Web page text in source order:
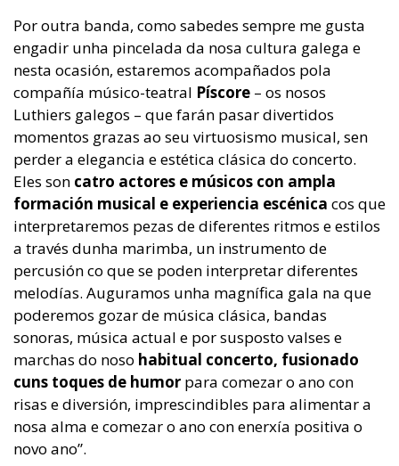
Por outra banda, como sabedes sempre me gusta
engadir unha pincelada da nosa cultura galega e
nesta ocasión, estaremos acompañados pola
compañía músico-teatral Píscore – os nosos
Luthiers galegos – que farán pasar divertidos
momentos grazas ao seu virtuosismo musical, sen
perder a elegancia e estética clásica do concerto.
Eles son catro actores e músicos con ampla
formación musical e experiencia escénica cos que
interpretaremos pezas de diferentes ritmos e estilos
a través dunha marimba, un instrumento de
percusión co que se poden interpretar diferentes
melodías. Auguramos unha magnífica gala na que
poderemos gozar de música clásica, bandas
sonoras, música actual e por susposto valses e
marchas do noso habitual concerto, fusionado
cuns toques de humor para comezar o ano con
risas e diversión, imprescindibles para alimentar a
nosa alma e comezar o ano con enerxía positiva o
novo ano”.